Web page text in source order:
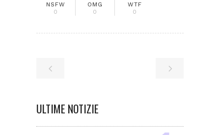
NSFW
0
OMG
0
WTF
0
ULTIME NOTIZIE